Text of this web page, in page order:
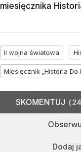
miesięcznika
II wojna światowa
Miesięcznik „Historia Do
Dodaj
SKOMENTUJ 24